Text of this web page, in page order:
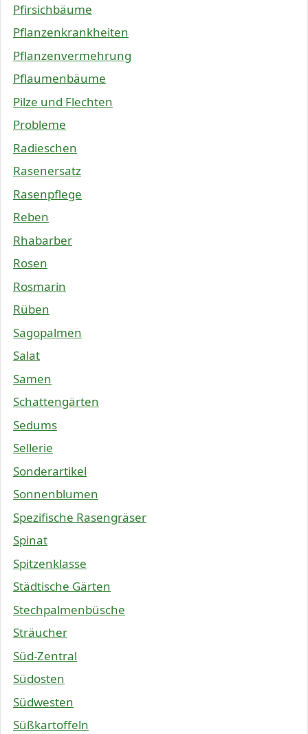
Pfirsichbäume
Pflanzenkrankheiten
Pflanzenvermehrung
Pflaumenbäume
Pilze und Flechten
Probleme
Radieschen
Rasenersatz
Rasenpflege
Reben
Rhabarber
Rosen
Rosmarin
Rüben
Sagopalmen
Salat
Samen
Schattengärten
Sedums
Sellerie
Sonderartikel
Sonnenblumen
Spezifische Rasengräser
Spinat
Spitzenklasse
Städtische Gärten
Stechpalmenbüsche
Sträucher
Süd-Zentral
Südosten
Südwesten
Süßkartoffeln